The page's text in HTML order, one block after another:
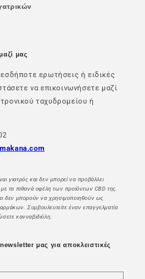
μας
ερωτήσεις ή ειδικές
να επικοινωνήσετε μαζί
ταχυδρομείου ή
γιατρός και δεν μπορεί να προβάλλει
με τα πιθανά οφέλη των προϊόντων CBD της.
δεν μπορούν να χρησιμοποιηθούν ως
Συμβουλευτείτε έναν επαγγελματία
κανναβιδιόλη.
μας για αποκλειστικές